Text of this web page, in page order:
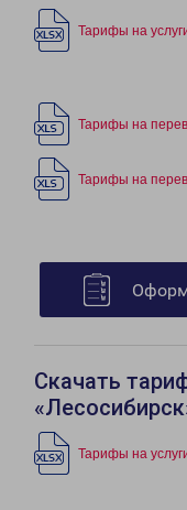
Тарифы на
Тарифы на
Тарифы на
Скачать
Тарифы на